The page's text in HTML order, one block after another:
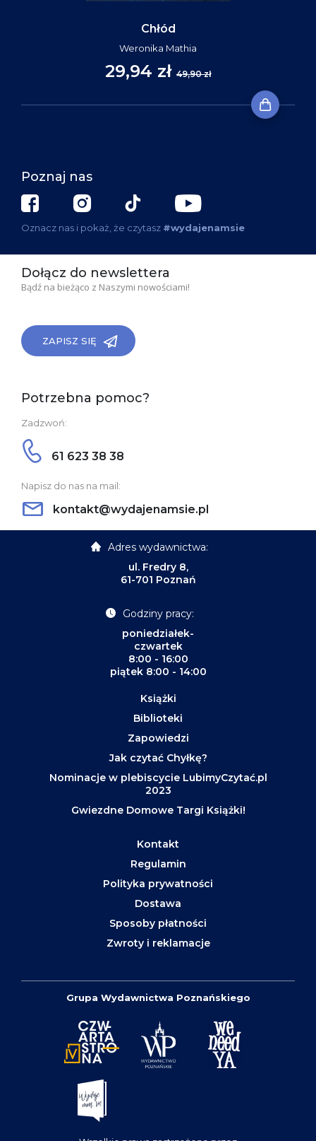
Chłód
Weronika Mathia
29,94 zł 49,90 zł
Poznaj nas
Oznacz nas i pokaż, że czytasz #wydajenamsie
Dołącz do newslettera
Bądź na bieżąco z Naszymi nowościami!
ZAPISZ SIĘ
Potrzebna pomoc?
Zadzwoń:
61 623 38 38
Napisz do nas na mail:
kontakt@wydajenamsie.pl
Adres wydawnictwa:
ul. Fredry 8,
61-701 Poznań
Godziny pracy:
poniedziałek-
czwartek
8:00 - 16:00
piątek 8:00 - 14:00
Książki
Biblioteki
Zapowiedzi
Jak czytać Chyłkę?
Nominacje w plebiscycie LubimyCzytać.pl
2023
Gwiezdne Domowe Targi Książki!
Kontakt
Regulamin
Polityka prywatności
Dostawa
Sposoby płatności
Zwroty i reklamacje
Grupa Wydawnictwa Poznańskiego